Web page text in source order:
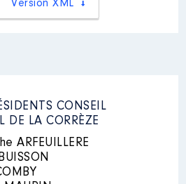
ou gratification
Version XML
CONSEIL
DE LA CORRÈZE
ARFEUILLERE